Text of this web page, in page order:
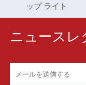
ストリップ
ニュースレ